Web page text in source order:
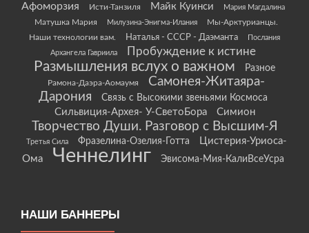
Афоморзия
Исти-Танзиля Майк Куинси Мария Магдалина
Матушка Мария Милузина-Энигма-Илания
Мы-Арктурианцы.
Наши технологии вам.
Наталья - СССР - Даэманта
Послания
Архангела Гавриила
Пробуждение к истине
Размышления вслух о важном Разное
Рамона-Даэра-Аомаумя
Самонея-Житаяра-
Дарония
Связь с Высокими звеньями Космоса
Сильвиция-Архея- У-СветоБора Симион
Творчество Души. Разговор с Высшим-Я
Третья Сила Фразелина-Озелия-Готта
Цистерия-Уриоса-
Ома
Ченнелинг Эвисома-Мия-КалиВсеУсра
НАШИ БАННЕРЫ